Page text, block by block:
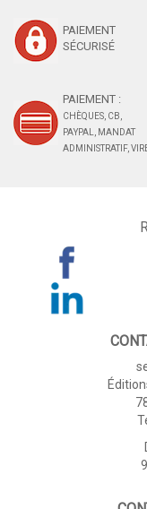
PAIEMENT
SÉCURISÉ
PAIEMENT :
CHÈQUES, CB,
PAYPAL, MANDAT
ADMINISTRATIF,